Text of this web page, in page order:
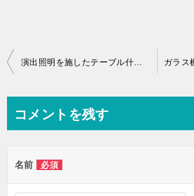
投
ビ
ー
コメントを残す
名前 必須